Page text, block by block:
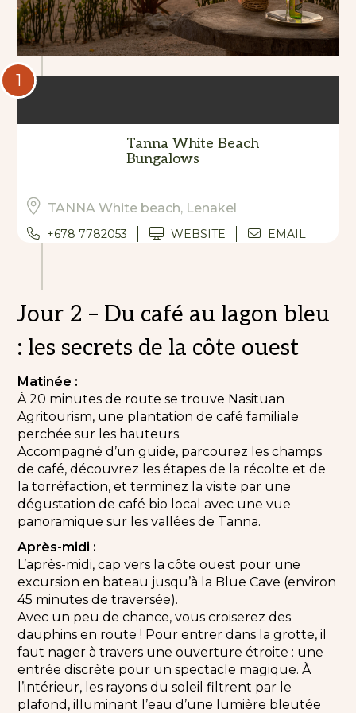
1
Tanna White Beach
Bungalows
TANNA White beach, Lenakel
+678 7782053 WEBSITE EMAIL
Jour 2 – Du café au lagon bleu
: les secrets de la côte ouest
Matinée :
À 20 minutes de route se trouve Nasituan
Agritourism, une plantation de café familiale
perchée sur les hauteurs.
Accompagné d’un guide, parcourez les champs
de café, découvrez les étapes de la récolte et de
la torréfaction, et terminez la visite par une
dégustation de café bio local avec une vue
panoramique sur les vallées de Tanna.
Après-midi :
L’après-midi, cap vers la côte ouest pour une
excursion en bateau jusqu’à la Blue Cave (environ
45 minutes de traversée).
Avec un peu de chance, vous croiserez des
dauphins en route ! Pour entrer dans la grotte, il
faut nager à travers une ouverture étroite : une
entrée discrète pour un spectacle magique. À
l’intérieur, les rayons du soleil filtrent par le
plafond, illuminant l’eau d’une lumière bleutée